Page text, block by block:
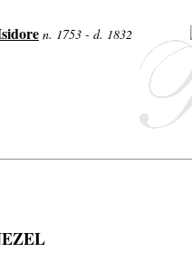
n. 1753 - d. 1832